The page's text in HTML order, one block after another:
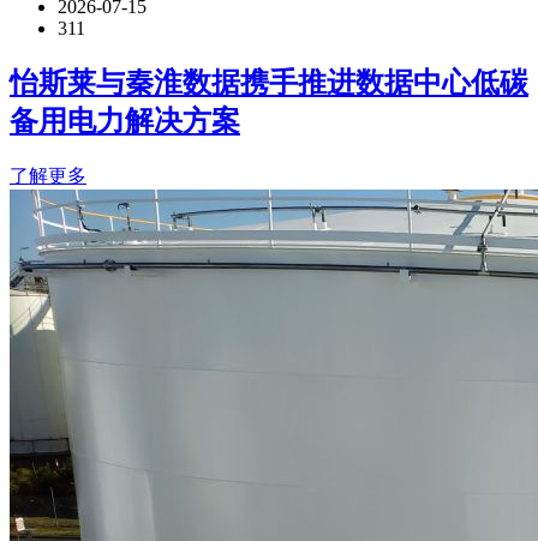
2026-07-15
311
怡斯莱与秦淮数据携手推进数据中心低碳
备用电力解决方案
了解更多